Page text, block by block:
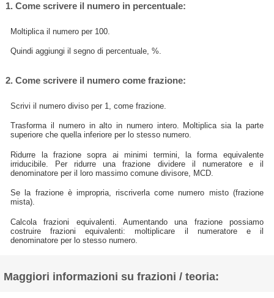
1. Come scrivere il numero in percentuale:
Moltiplica il numero per 100.
Quindi aggiungi il segno di percentuale, %.
2. Come scrivere il numero come frazione:
Scrivi il numero diviso per 1, come frazione.
Trasforma il numero in alto in numero intero. Moltiplica sia la parte
superiore che quella inferiore per lo stesso numero.
Ridurre la frazione sopra ai minimi termini, la forma equivalente
irriducibile. Per ridurre una frazione dividere il numeratore e il
denominatore per il loro massimo comune divisore, MCD.
Se la frazione è impropria, riscriverla come numero misto (frazione
mista).
Calcola frazioni equivalenti. Aumentando una frazione possiamo
costruire frazioni equivalenti: moltiplicare il numeratore e il
denominatore per lo stesso numero.
Maggiori informazioni su frazioni / teoria: